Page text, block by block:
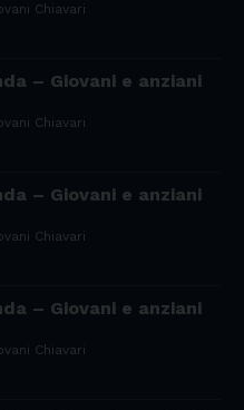
Chiavari
– Giovani e anziani
Chiavari
– Giovani e anziani
Chiavari
– Giovani e anziani
Chiavari